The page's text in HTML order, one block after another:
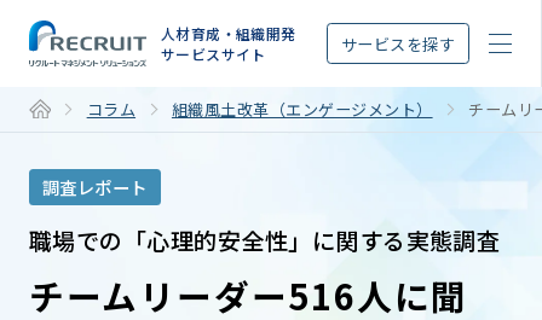
人材育成・組織開発
サービスサイト
サービスを探す
コラム 組織風土改革（エンゲージメント） チームリ
調査レポート
職場での「心理的安全性」に関する実態調査
チームリーダー516人に聞